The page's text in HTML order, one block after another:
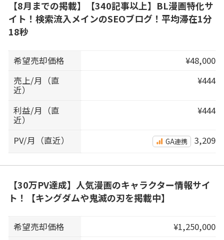
【8月までの掲載】【340記事以上】BL漫画特化サ
イト！検索流入メインのSEOブログ！平均滞在1分
18秒
希望売却価格
¥48,000
売上/月（直
近）
¥444
利益/月（直
近）
¥444
PV/月（直近） GA連携 3,209
【30万PV達成】人気漫画のキャラクター情報サイ
ト！【キングダムや鬼滅の刃を掲載中】
希望売却価格
¥1,250,000